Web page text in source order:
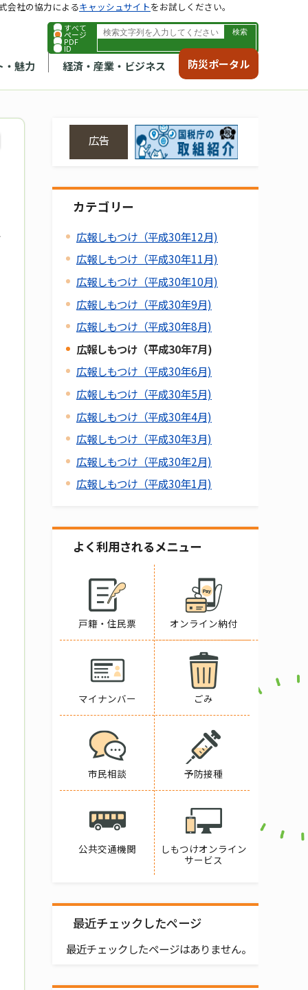
すべて
ページ
PDF
ID
・魅力 経済・産業・ビジネス 防災ポータル
会社の協力によるキャッシュサイトをお試しください。
広告
カテゴリー
広報しもつけ（平成30年12月)
広報しもつけ（平成30年11月)
広報しもつけ（平成30年10月)
広報しもつけ（平成30年9月)
広報しもつけ（平成30年8月)
広報しもつけ（平成30年7月)
広報しもつけ（平成30年6月)
広報しもつけ（平成30年5月)
広報しもつけ（平成30年4月)
広報しもつけ（平成30年3月)
広報しもつけ（平成30年2月)
広報しもつけ（平成30年1月)
よく利用されるメニュー
戸籍・住民票 オンライン納付
マイナンバー ごみ
市民相談 予防接種
公共交通機関
しもつけオンライン
サービス
最近チェックしたページ
最近チェックしたページはありません。